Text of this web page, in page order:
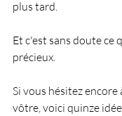
plus tard.
Et c'est sans doute ce
précieux.
Si vous hésitez encore
vôtre, voici quinze